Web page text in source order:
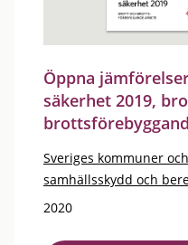
Öppna
säkerhet 2019,
Sveriges kommuner
samhällsskydd och
2020